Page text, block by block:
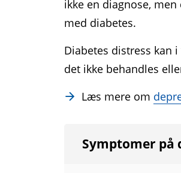
ikke en diagnose,
med diabetes.
Diabetes distress kan
det ikke behandles
Læs mere om
Symptomer på